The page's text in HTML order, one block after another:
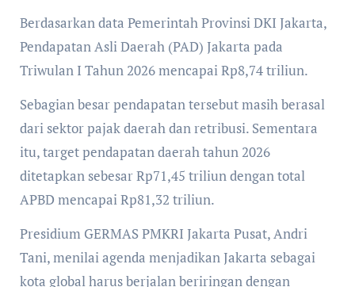
Berdasarkan data Pemerintah Provinsi DKI Jakarta,
Pendapatan Asli Daerah (PAD) Jakarta pada
Triwulan I Tahun 2026 mencapai Rp8,74 triliun.
Sebagian besar pendapatan tersebut masih berasal
dari sektor pajak daerah dan retribusi. Sementara
itu, target pendapatan daerah tahun 2026
ditetapkan sebesar Rp71,45 triliun dengan total
APBD mencapai Rp81,32 triliun.
Presidium GERMAS PMKRI Jakarta Pusat, Andri
Tani, menilai agenda menjadikan Jakarta sebagai
kota global harus berjalan beriringan dengan